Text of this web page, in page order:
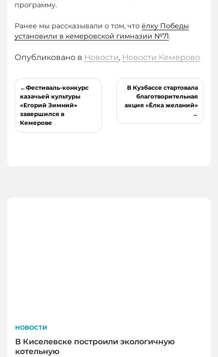
программу.
Ранее мы рассказывали о том, что ёлку Победы
установили в кемеровской гимназии №71.
Опубликовано в Новости, Новости Кемерово
Навигация
по
записям
Фестиваль-конкурс
казачьей культуры
«Егорий Зимний»
завершился в
Кемерове
В Кузбассе стартовала
благотворительная
акция «Ёлка желаний»
НОВОСТИ
В Киселевске построили экологичную
котельную